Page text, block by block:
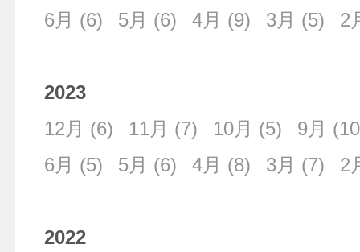
6月 (6) 5月 (6) 4月 (9) 3月 (5) 2
2023
12月 (6) 11月 (7) 10月 (5) 9月
6月 (5) 5月 (6) 4月 (8) 3月 (7) 2
2022